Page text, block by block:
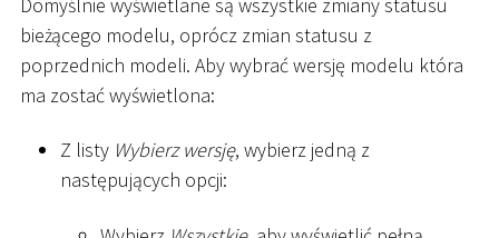
bieżącego modelu, oprócz zmian statusu z
poprzednich modeli. Aby wybrać wersję modelu która
ma zostać wyświetlona:
Z listy Wybierz wersję, wybierz jedną z
następujących opcji: